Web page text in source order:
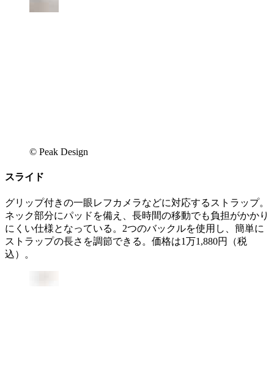
© Peak Design
スライド
グリップ付きの一眼レフカメラなどに対応するストラップ。
ネック部分にパッドを備え、長時間の移動でも負担がかかり
にくい仕様となっている。2つのバックルを使用し、簡単に
ストラップの長さを調節できる。価格は1万1,880円（税
込）。